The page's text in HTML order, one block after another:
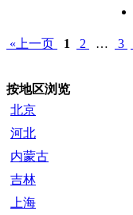
«上一页 1 2 … 3
按地区浏览
北京
河北
内蒙古
吉林
上海